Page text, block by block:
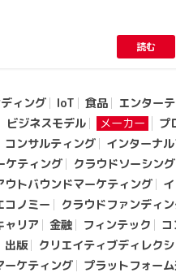
読む
ィング IoT 食品 エンター
ビジネスモデル メーカー プ
コンサルティング インターナ
ケティング
クラウドソーシング
ウトバウンドマーケティング
コノミー クラウドファンディ
ャリア 金融 フィンテック
出版 クリエイティブディレク
ーケティング プラットフォー